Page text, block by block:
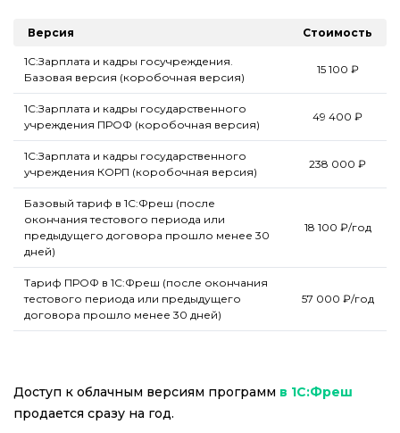
Версия Стоимость
1С:Зарплата и кадры госучреждения.
Базовая версия (коробочная версия)
15 100 ₽
1С:Зарплата и кадры государственного
учреждения ПРОФ (коробочная версия)
49 400 ₽
1С:Зарплата и кадры государственного
учреждения КОРП (коробочная версия)
238 000 ₽
Базовый тариф в 1С:Фреш (после
окончания тестового периода или
предыдущего договора прошло менее 30
дней)
18 100 ₽/год
Тариф ПРОФ в 1С:Фреш (после окончания
тестового периода или предыдущего
договора прошло менее 30 дней)
57 000 ₽/год
Доступ к облачным версиям программ в 1С:Фреш
продается сразу на год.